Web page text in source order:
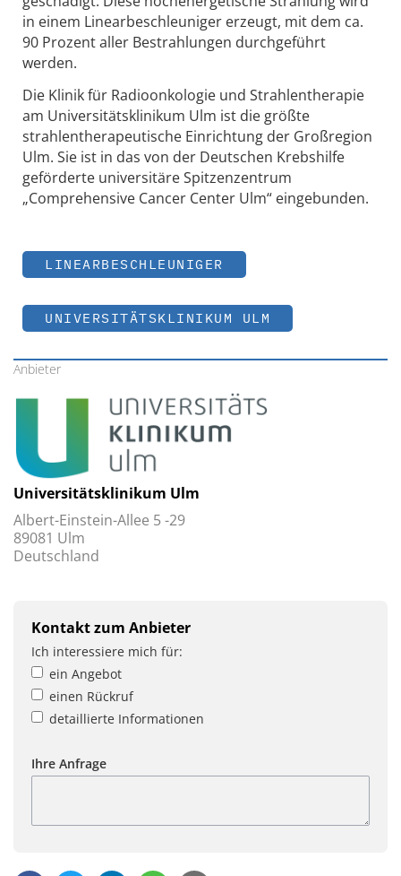
in einem Linearbeschleuniger erzeugt, mit dem ca.
90 Prozent aller Bestrahlungen durchgeführt
werden.
Die Klinik für Radioonkologie und Strahlentherapie
am Universitätsklinikum Ulm ist die größte
strahlentherapeutische Einrichtung der Großregion
Ulm. Sie ist in das von der Deutschen Krebshilfe
geförderte universitäre Spitzenzentrum
„Comprehensive Cancer Center Ulm“ eingebunden.
LINEARBESCHLEUNIGER
UNIVERSITÄTSKLINIKUM ULM
Anbieter
Universitätsklinikum Ulm
Albert-Einstein-Allee 5 -29
89081 Ulm
Deutschland
Kontakt zum Anbieter
Ich interessiere mich für:
ein Angebot
einen Rückruf
detaillierte Informationen
Ihre Anfrage